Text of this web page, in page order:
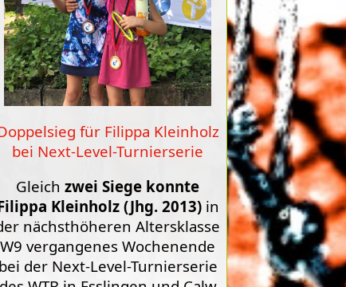
für Filippa Kleinholz
bei Next-Level-Turnierserie
Gleich zwei Siege konnte
Kleinholz (Jhg. 2013)in
nächsthöheren Altersklasse
W9 vergangenes Wochenende
bei der Next-Level-Turnierserie